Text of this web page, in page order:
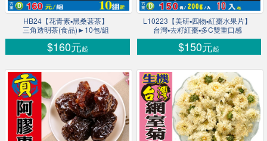
HB24【花青素▪黑桑葚茶】
三角透明茶(食品)►10包/組
$160元起
L10223【美研▪四物▪紅棗水果片】
台灣▪去籽紅棗▪多C雙重口感
$150元起